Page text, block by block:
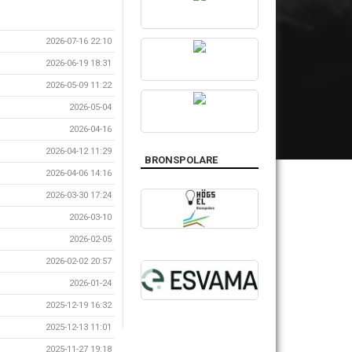
2026-07-16 22:10
2026-06-19 18:31
2026-05-09 11:22
2026-05-04
2026-04-16
2026-04-12 11:29
2026-04-06 14:16
2026-03-30 17:24
2026-03-10
2026-02-05
2026-02-02 20:57
2026-01-24
2025-12-19 16:32
2025-12-13 11:01
2025-11-27 19:18
BRONSPOLARE